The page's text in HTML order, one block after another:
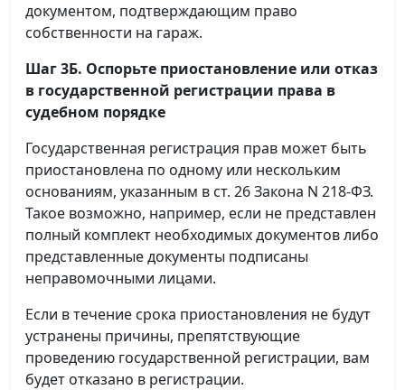
документом, подтверждающим право
собственности на гараж.
Шаг 3Б. Оспорьте приостановление или отказ
в государственной регистрации права в
судебном порядке
Государственная регистрация прав может быть
приостановлена по одному или нескольким
основаниям, указанным в ст. 26 Закона N 218-ФЗ.
Такое возможно, например, если не представлен
полный комплект необходимых документов либо
представленные документы подписаны
неправомочными лицами.
Если в течение срока приостановления не будут
устранены причины, препятствующие
проведению государственной регистрации, вам
будет отказано в регистрации.